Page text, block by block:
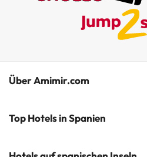
Über Amimir.com
Unser Team
Top Hotels in Spanien
Hotels in Salou